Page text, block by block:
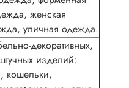
женская
уличная одежда.
декоративных,
изделий:
кошельки,